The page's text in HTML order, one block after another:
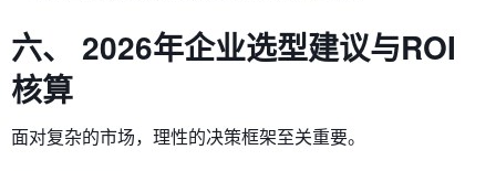
六、 2026年企业选型建议与ROI
核算
面对复杂的市场，理性的决策框架至关重要。